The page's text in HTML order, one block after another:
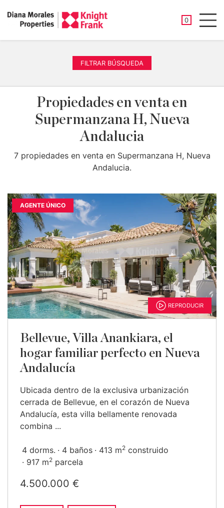
0
FILTRAR BÚSQUEDA
Propiedades en venta en
Supermanzana H, Nueva
Andalucia
7 propiedades en venta en Supermanzana H, Nueva
Andalucia.
AGENTE ÚNICO
REPRODUCIR
Bellevue, Villa Anankiara, el
hogar familiar perfecto en Nueva
Andalucía
Ubicada dentro de la exclusiva urbanización
cerrada de Bellevue, en el corazón de Nueva
Andalucía, esta villa bellamente renovada
combina ...
4 dorms. 4 baños 413 m2 construido
917 m2 parcela
4.500.000 €